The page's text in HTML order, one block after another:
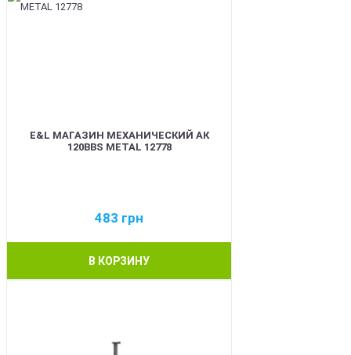
E&L МАГАЗИН МЕХАНИЧЕСКИЙ АК
120BBS METAL 12778
483 грн
В КОРЗИНУ